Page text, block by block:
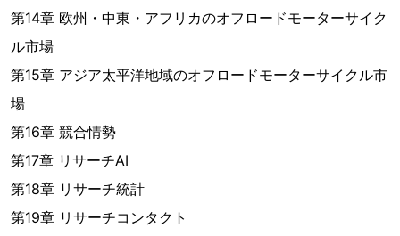
第14章 欧州・中東・アフリカのオフロードモーターサイク
ル市場
第15章 アジア太平洋地域のオフロードモーターサイクル市
場
第16章 競合情勢
第17章 リサーチAI
第18章 リサーチ統計
第19章 リサーチコンタクト